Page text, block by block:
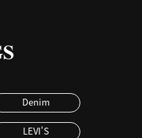
Denim
LEVI'S